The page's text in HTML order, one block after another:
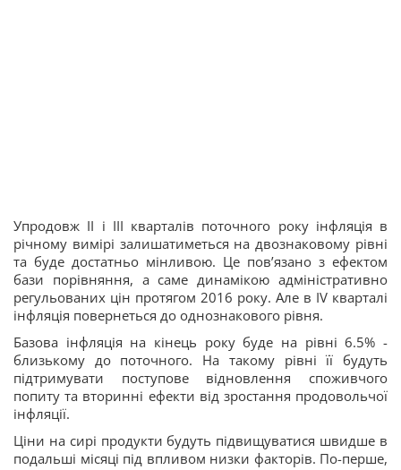
Упродовж ІІ і ІІІ кварталів поточного року інфляція в
річному вимірі залишатиметься на двознаковому рівні
та буде достатньо мінливою. Це пов’язано з ефектом
бази порівняння, а саме динамікою адміністративно
регульованих цін протягом 2016 року. Але в IV кварталі
інфляція повернеться до однознакового рівня.
Базова інфляція на кінець року буде на рівні 6.5% -
близькому до поточного. На такому рівні її будуть
підтримувати поступове відновлення споживчого
попиту та вторинні ефекти від зростання продовольчої
інфляції.
Ціни на сирі продукти будуть підвищуватися швидше в
подальші місяці під впливом низки факторів. По-перше,